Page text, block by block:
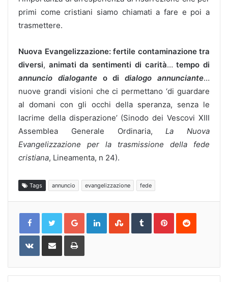
primi come cristiani siamo chiamati a fare e poi a
trasmettere.
Nuova Evangelizzazione: fertile contaminazione tra
diversi, animati da sentimenti di carità… tempo di
annuncio dialoganteo didialogo annunciante…
nuove grandi visioni che ci permettano ‘di guardare
al domani con gli occhi della speranza, senza le
lacrime della disperazione’ (Sinodo dei Vescovi XIII
Assemblea Generale Ordinaria,La Nuova
Evangelizzazione per la trasmissione della fede
cristiana, Lineamenta, n 24).
Tags annuncio evangelizzazione fede
Google+LinkedInStumbleUpon
TumblrPinterestReddit
VKontakteShare
Email
Print